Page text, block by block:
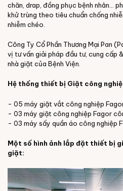
chăn, drap, đồng phục bệnh nhân...
khử trùng theo tiêu chuẩn chống
nhiễm chéo.
Công Ty Cổ Phần Thương Mại Pan
vị tư vấn giải pháp đầu tư, cung
nhà giặt của Bệnh Viện.
Hệ thống thiết bị Giặt công
- 05 máy giặt vắt công nghiệp
- 03 máy giặt công nghiệp Fagor
- 03 máy sấy quần áo công nghiệp
Một số hình ảnh lắp đặt thiết bị
giặt: